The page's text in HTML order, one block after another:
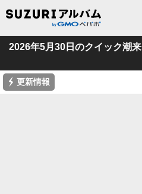
2026年5月30日のクイック潮来
⚡ 更新情報